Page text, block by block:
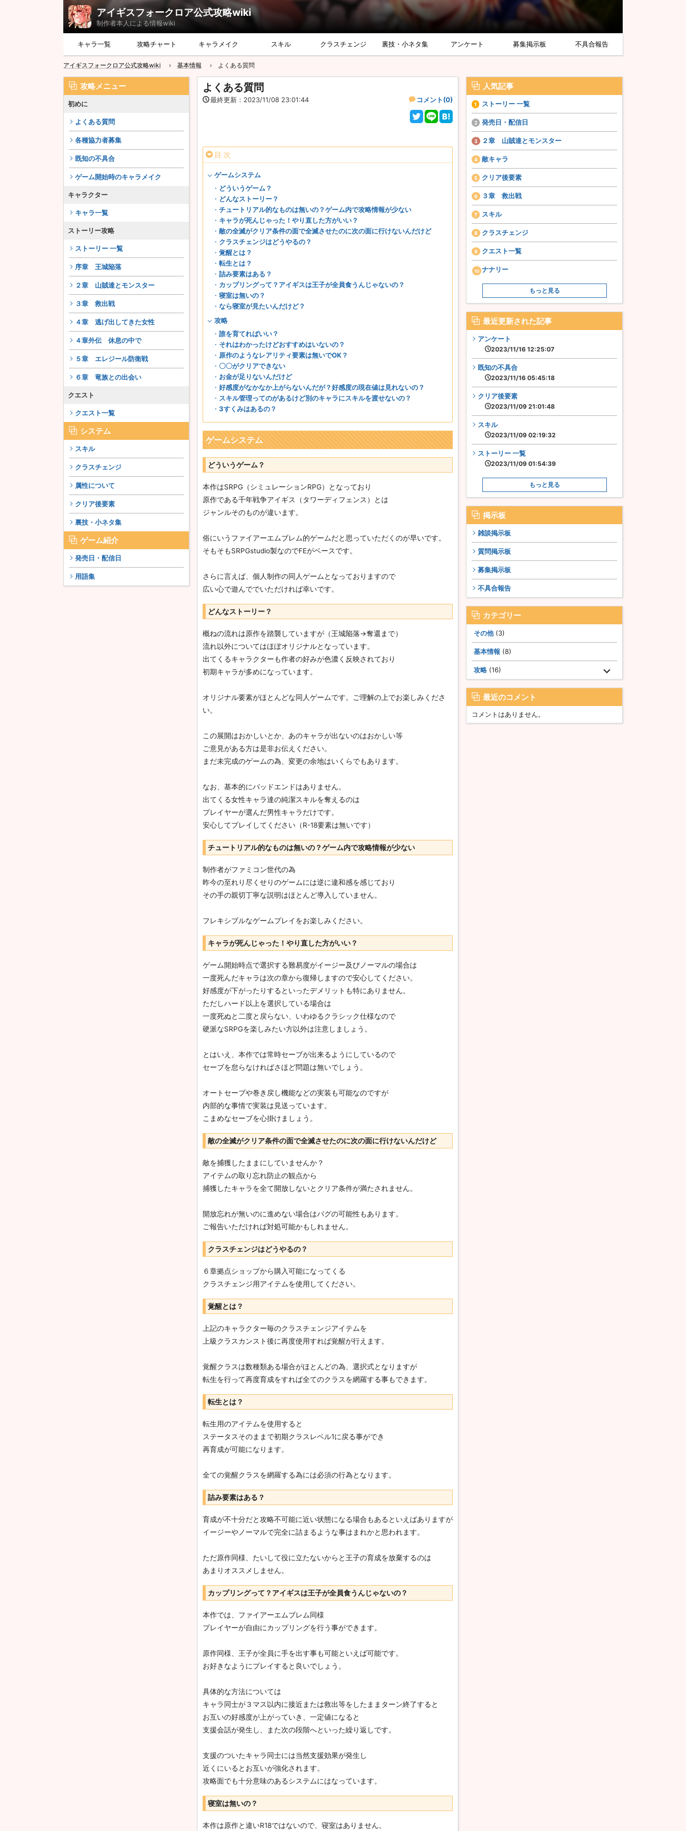
アイギスフォークロア公式攻略wiki
制作者本人による情報wiki
キャラ一覧 攻略チャート キャラメイク スキル クラスチェンジ 裏技・小ネタ集 アンケート 募集掲示板 不具合報告
アイギスフォークロア公式攻略wiki 基本情報 よくある質問
攻略メニュー
初めに
よくある質問
各種協力者募集
既知の不具合
ゲーム開始時のキャラメイク
キャラクター
キャラ一覧
ストーリー攻略
ストーリー 一覧
序章 王城陥落
２章 山賊達とモンスター
３章 救出戦
４章 逃げ出してきた女性
４章外伝 休息の中で
５章 エレジール防衛戦
６章 竜族との出会い
クエスト
クエスト一覧
システム
スキル
クラスチェンジ
属性について
クリア後要素
裏技・小ネタ集
ゲーム紹介
発売日・配信日
用語集
よくある質問
最終更新：2023/11/08 23:01:44 コメント(0)
目 次
ゲームシステム
どういうゲーム？
どんなストーリー？
チュートリアル的なものは無いの？ゲーム内で攻略情報が少ない
キャラが死んじゃった！やり直した方がいい？
敵の全滅がクリア条件の面で全滅させたのに次の面に行けないんだけど
クラスチェンジはどうやるの？
覚醒とは？
転生とは？
詰み要素はある？
カップリングって？アイギスは王子が全員食うんじゃないの？
寝室は無いの？
なら寝室が見たいんだけど？
攻略
誰を育てればいい？
それはわかったけどおすすめはいないの？
原作のようなレアリティ要素は無いでOK？
〇〇がクリアできない
お金が足りないんだけど
好感度がなかなか上がらないんだが？好感度の現在値は見れないの？
スキル管理ってのがあるけど別のキャラにスキルを渡せないの？
3すくみはあるの？
ゲームシステム
どういうゲーム？
本作はSRPG（シミュレーションRPG）となっており
原作である千年戦争アイギス（タワーディフェンス）とは
ジャンルそのものが違います。
俗にいうファイアーエムブレム的ゲームだと思っていただくのが早いです。
そもそもSRPGstudio製なのでFEがベースです。
さらに言えば、個人制作の同人ゲームとなっておりますので
広い心で遊んででいただければ幸いです。
どんなストーリー？
概ねの流れは原作を踏襲していますが（王城陥落→奪還まで）
流れ以外についてはほぼオリジナルとなっています。
出てくるキャラクターも作者の好みが色濃く反映されており
初期キャラが多めになっています。
オリジナル要素がほとんどな同人ゲームです。ご理解の上でお楽しみくださ
い。
この展開はおかしいとか、あのキャラが出ないのはおかしい等
ご意見がある方は是非お伝えください。
まだ未完成のゲームの為、変更の余地はいくらでもあります。
なお、基本的にバッドエンドはありません。
出てくる女性キャラ達の純潔スキルを奪えるのは
プレイヤーが選んだ男性キャラだけです。
安心してプレイしてください（R-18要素は無いです）
チュートリアル的なものは無いの？ゲーム内で攻略情報が少ない
制作者がファミコン世代の為
昨今の至れり尽くせりのゲームには逆に違和感を感じており
その手の親切丁寧な説明はほとんど導入していません。
フレキシブルなゲームプレイをお楽しみください。
キャラが死んじゃった！やり直した方がいい？
ゲーム開始時点で選択する難易度がイージー及びノーマルの場合は
一度死んだキャラは次の章から復帰しますので安心してください。
好感度が下がったりするといったデメリットも特にありません。
ただしハード以上を選択している場合は
一度死ぬと二度と戻らない、いわゆるクラシック仕様なので
硬派なSRPGを楽しみたい方以外は注意しましょう。
とはいえ、本作では常時セーブが出来るようにしているので
セーブを怠らなければさほど問題は無いでしょう。
オートセーブや巻き戻し機能などの実装も可能なのですが
内部的な事情で実装は見送っています。
こまめなセーブを心掛けましょう。
敵の全滅がクリア条件の面で全滅させたのに次の面に行けないんだけど
敵を捕獲したままにしていませんか？
アイテムの取り忘れ防止の観点から
捕獲したキャラを全て開放しないとクリア条件が満たされません。
開放忘れが無いのに進めない場合はバグの可能性もあります。
ご報告いただければ対処可能かもしれません。
クラスチェンジはどうやるの？
６章拠点ショップから購入可能になってくる
クラスチェンジ用アイテムを使用してください。
覚醒とは？
上記のキャラクター毎のクラスチェンジアイテムを
上級クラスカンスト後に再度使用すれば覚醒が行えます。
覚醒クラスは数種類ある場合がほとんどの為、選択式となりますが
転生を行って再度育成をすれば全てのクラスを網羅する事もできます。
転生とは？
転生用のアイテムを使用すると
ステータスそのままで初期クラスレベル1に戻る事ができ
再育成が可能になります。
全ての覚醒クラスを網羅する為には必須の行為となります。
詰み要素はある？
育成が不十分だと攻略不可能に近い状態になる場合もあるといえばありますが
イージーやノーマルで完全に詰まるような事はまれかと思われます。
ただ原作同様、たいして役に立たないからと王子の育成を放棄するのは
あまりオススメしません。
カップリングって？アイギスは王子が全員食うんじゃないの？
本作では、ファイアーエムブレム同様
プレイヤーが自由にカップリングを行う事ができます。
原作同様、王子が全員に手を出す事も可能といえば可能です。
お好きなようにプレイすると良いでしょう。
具体的な方法については
キャラ同士が３マス以内に接近または救出等をしたままターン終了すると
お互いの好感度が上がっていき、一定値になると
支援会話が発生し、また次の段階へといった繰り返しです。
支援のついたキャラ同士には当然支援効果が発生し
近くにいるとお互いが強化されます。
攻略面でも十分意味のあるシステムにはなっています。
寝室は無いの？
本作は原作と違いR18ではないので、寝室はありません。
人気記事
ストーリー 一覧
発売日・配信日
２章 山賊達とモンスター
敵キャラ
クリア後要素
３章 救出戦
スキル
クラスチェンジ
クエスト一覧
ナナリー
もっと見る
最近更新された記事
アンケート
2023/11/16 12:25:07
既知の不具合
2023/11/16 05:45:18
クリア後要素
2023/11/09 21:01:48
スキル
2023/11/09 02:19:32
ストーリー 一覧
2023/11/09 01:54:39
もっと見る
掲示板
雑談掲示板
質問掲示板
募集掲示板
不具合報告
カテゴリー
その他(3)
基本情報 (8)
攻略 (16)
最近のコメント
コメントはありません。